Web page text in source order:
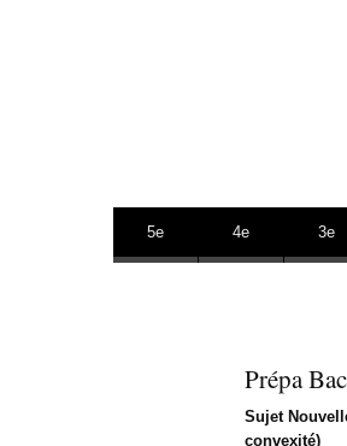
Aller au contenu
5e 4e 3e
Prépa Bac
Sujet
convexité)